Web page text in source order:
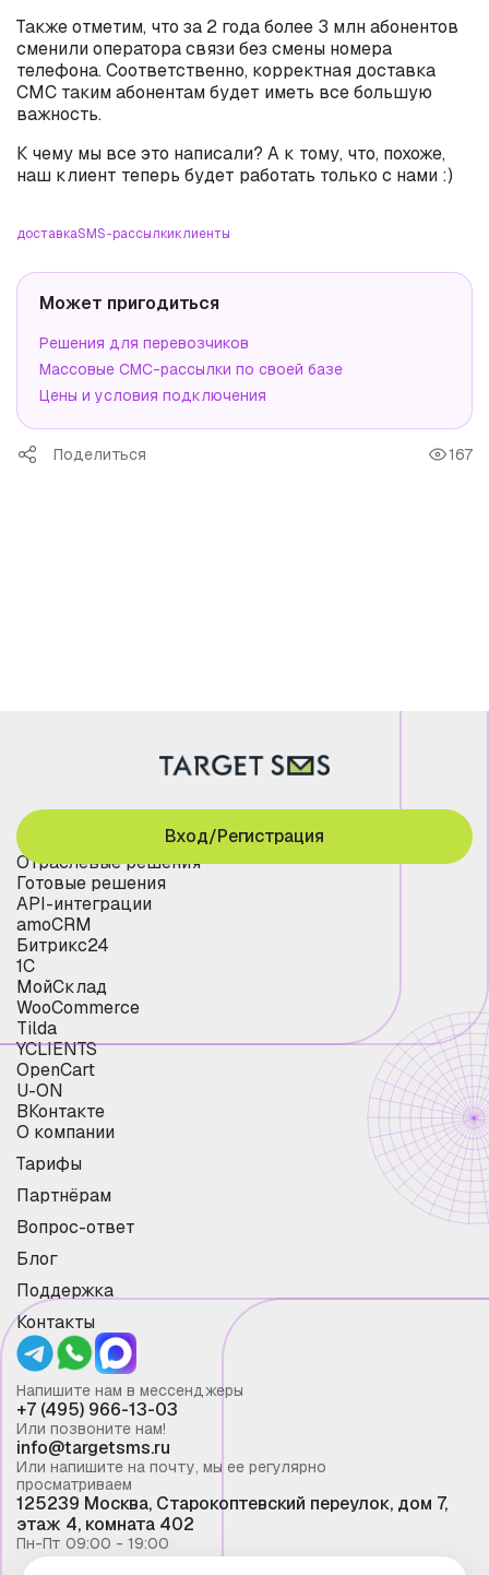
Также отметим, что за 2 года более 3 млн абонентов
сменили оператора связи без смены номера
телефона. Соответственно, корректная доставка
СМС таким абонентам будет иметь все большую
важность.
К чему мы все это написали? А к тому, что, похоже,
наш клиент теперь будет работать только с нами :)
доставкаSMS-рассылкиклиенты
Может пригодиться
Решения для перевозчиков
Массовые СМС-рассылки по своей базе
Цены и условия подключения
Поделиться 167
Отраслевые решения
Готовые решения
API-интеграции
amoCRM
Битрикс24
1С
МойСклад
WooCommerce
Tilda
YCLIENTS
OpenCart
U-ON
ВКонтакте
О компании
Тарифы
Партнёрам
Вопрос-ответ
Блог
Поддержка
Контакты
Вход/Регистрация
Напишите нам в мессенджеры
+7 (495) 966-13-03
Или позвоните нам!
info@targetsms.ru
Или напишите на почту, мы ее регулярно
просматриваем
125239 Москва, Старокоптевский переулок, дом 7,
этаж 4, комната 402
Пн-Пт 09:00 - 19:00